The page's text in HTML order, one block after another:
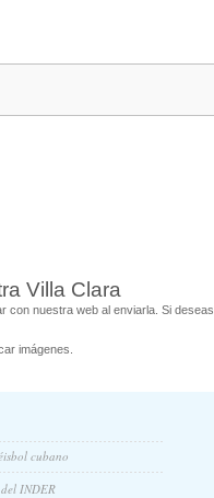
Villa Clara
con nuestra web al enviarla. Si deseas
imágenes.
cubano
INDER